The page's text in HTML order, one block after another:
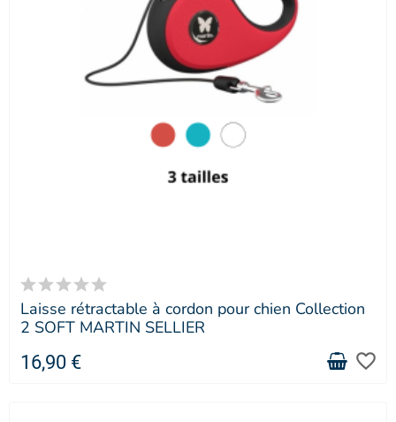
Laisse rétractable à cordon pour chien Collection
2 SOFT MARTIN SELLIER
16,90 € favorite_border